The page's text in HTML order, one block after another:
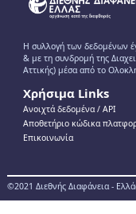
Η συλλογή των δεδομένων
& με τη συνδρομή της
Αττικής) μέσα από το
Χρήσιμα Links
Ανοιχτά δεδομένα / ΑPI
Αποθετήριο κώδικα
Επικοινωνία
©2021 Διεθνής Διαφάνεια -